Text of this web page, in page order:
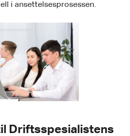
i ansettelsesprosessen.
Driftsspesialistens